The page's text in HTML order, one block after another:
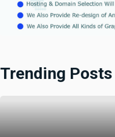
Trending Posts